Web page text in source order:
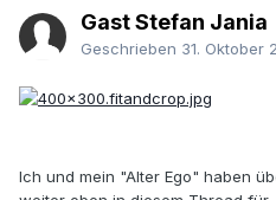
Gast Stefan Jania
Geschrieben 31. Oktober
Ich und mein "Alter Ego" haben